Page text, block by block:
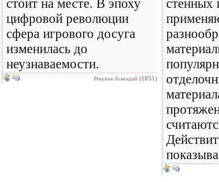
стоит на месте. В эпоху
цифровой революции
сфера игрового досуга
изменилась до
неузнаваемости.
Рекунов Агвендий (1851)
стенных